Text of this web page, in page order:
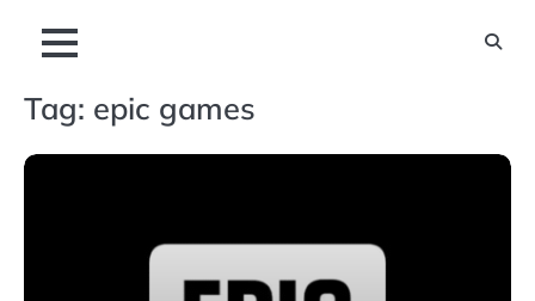
Tag: epic games